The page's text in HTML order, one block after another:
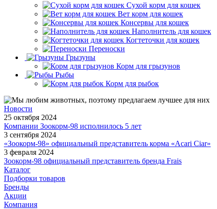
Сухой корм для кошек
Вет корм для кошек
Консервы для кошек
Наполнитель для кошек
Когтеточки для кошек
Переноски
Грызуны
Корм для грызунов
Рыбы
Корм для рыбок
Новости
25 октября 2024
Компании Зоокорм-98 исполнилось 5 лет
3 сентября 2024
«Зоокорм-98» официальный представитель корма «Acari Ciar»
3 февраля 2024
Зоокорм-98 официальный представитель бренда Frais
Каталог
Подборки товаров
Бренды
Акции
Компания